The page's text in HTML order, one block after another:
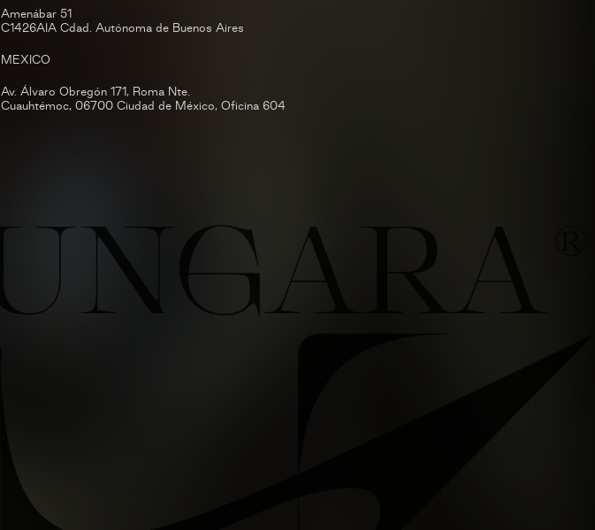
Amenábar 51
C1426AIA Cdad. Autónoma de Buenos Aires
MEXICO
Av. Álvaro Obregón 171, Roma Nte.
Cuauhtémoc, 06700 Ciudad de México, Oficina 604